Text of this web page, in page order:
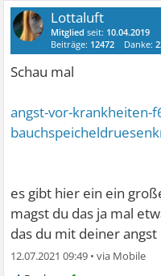
Lottaluft
Mitglied seit: 10.04.2019
Beiträge: 12472 Danke:
Schau mal
angst-vor-krankheiten-
es gibt hier ein ein
magst du das ja mal
das du mit deiner
12.07.2021 09:49 •